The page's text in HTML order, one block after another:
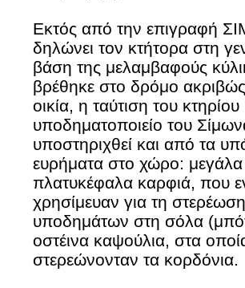
Εκτός από την επιγραφή
δηλώνει τον κτήτορα στη
βάση της μελαμβαφούς
βρέθηκε στο δρόμο
οικία, η ταύτιση του κτηρίου
υποδηματοποιείο του
υποστηριχθεί και από τα
ευρήματα στο χώρο: μεγάλα
πλατυκέφαλα καρφιά, που
χρησίμευαν για τη
υποδημάτων στη σόλα
οστέινα καψούλια, στα
στερεώνονταν τα κορδόνια.